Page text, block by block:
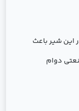
این شیر باعث
دوام